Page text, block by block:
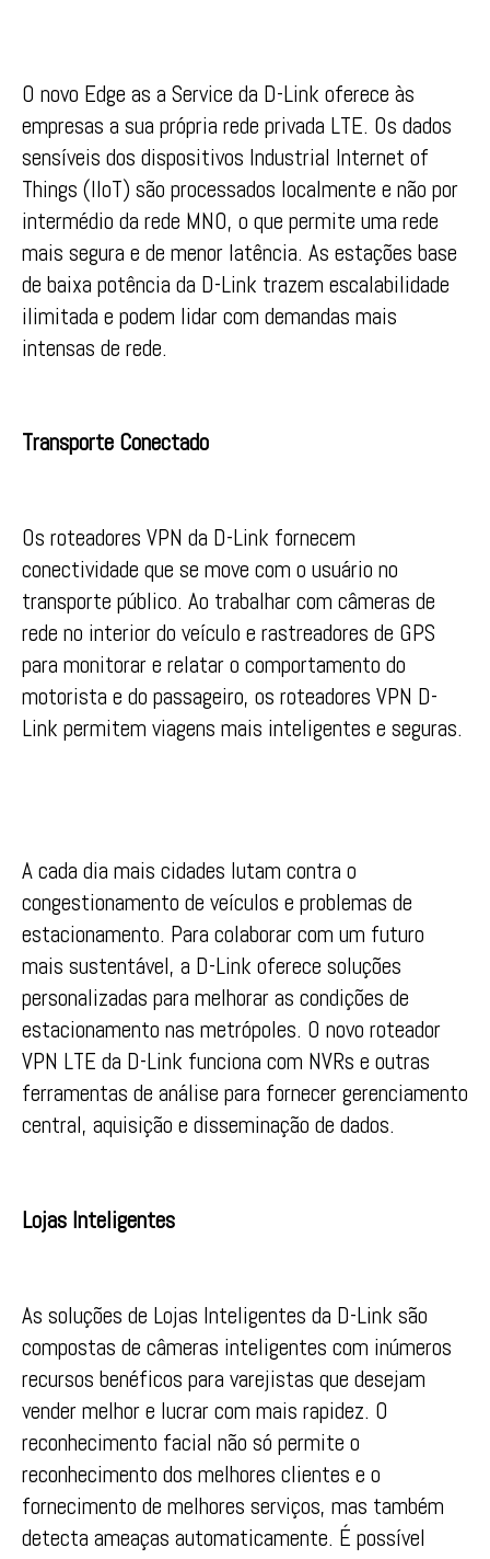
O novo Edge as a Service da D-Link oferece às
empresas a sua própria rede privada LTE. Os dados
sensíveis dos dispositivos Industrial Internet of
Things (IIoT) são processados localmente e não por
intermédio da rede MNO, o que permite uma rede
mais segura e de menor latência. As estações base
de baixa potência da D-Link trazem escalabilidade
ilimitada e podem lidar com demandas mais
intensas de rede.
Transporte Conectado
Os roteadores VPN da D-Link fornecem
conectividade que se move com o usuário no
transporte público. Ao trabalhar com câmeras de
rede no interior do veículo e rastreadores de GPS
para monitorar e relatar o comportamento do
motorista e do passageiro, os roteadores VPN D-
Link permitem viagens mais inteligentes e seguras.
A cada dia mais cidades lutam contra o
congestionamento de veículos e problemas de
estacionamento. Para colaborar com um futuro
mais sustentável, a D-Link oferece soluções
personalizadas para melhorar as condições de
estacionamento nas metrópoles. O novo roteador
VPN LTE da D-Link funciona com NVRs e outras
ferramentas de análise para fornecer gerenciamento
central, aquisição e disseminação de dados.
Lojas Inteligentes
As soluções de Lojas Inteligentes da D-Link são
compostas de câmeras inteligentes com inúmeros
recursos benéficos para varejistas que desejam
vender melhor e lucrar com mais rapidez. O
reconhecimento facial não só permite o
reconhecimento dos melhores clientes e o
fornecimento de melhores serviços, mas também
detecta ameaças automaticamente. É possível